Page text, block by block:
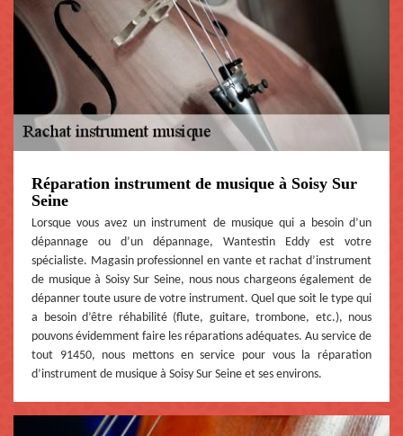
Réparation instrument de musique à Soisy Sur
Seine
Lorsque vous avez un instrument de musique qui a besoin d’un
dépannage ou d’un dépannage, Wantestin Eddy est votre
spécialiste. Magasin professionnel en vante et rachat d’instrument
de musique à Soisy Sur Seine, nous nous chargeons également de
dépanner toute usure de votre instrument. Quel que soit le type qui
a besoin d’être réhabilité (flute, guitare, trombone, etc.), nous
pouvons évidemment faire les réparations adéquates. Au service de
tout 91450, nous mettons en service pour vous la réparation
d’instrument de musique à Soisy Sur Seine et ses environs.